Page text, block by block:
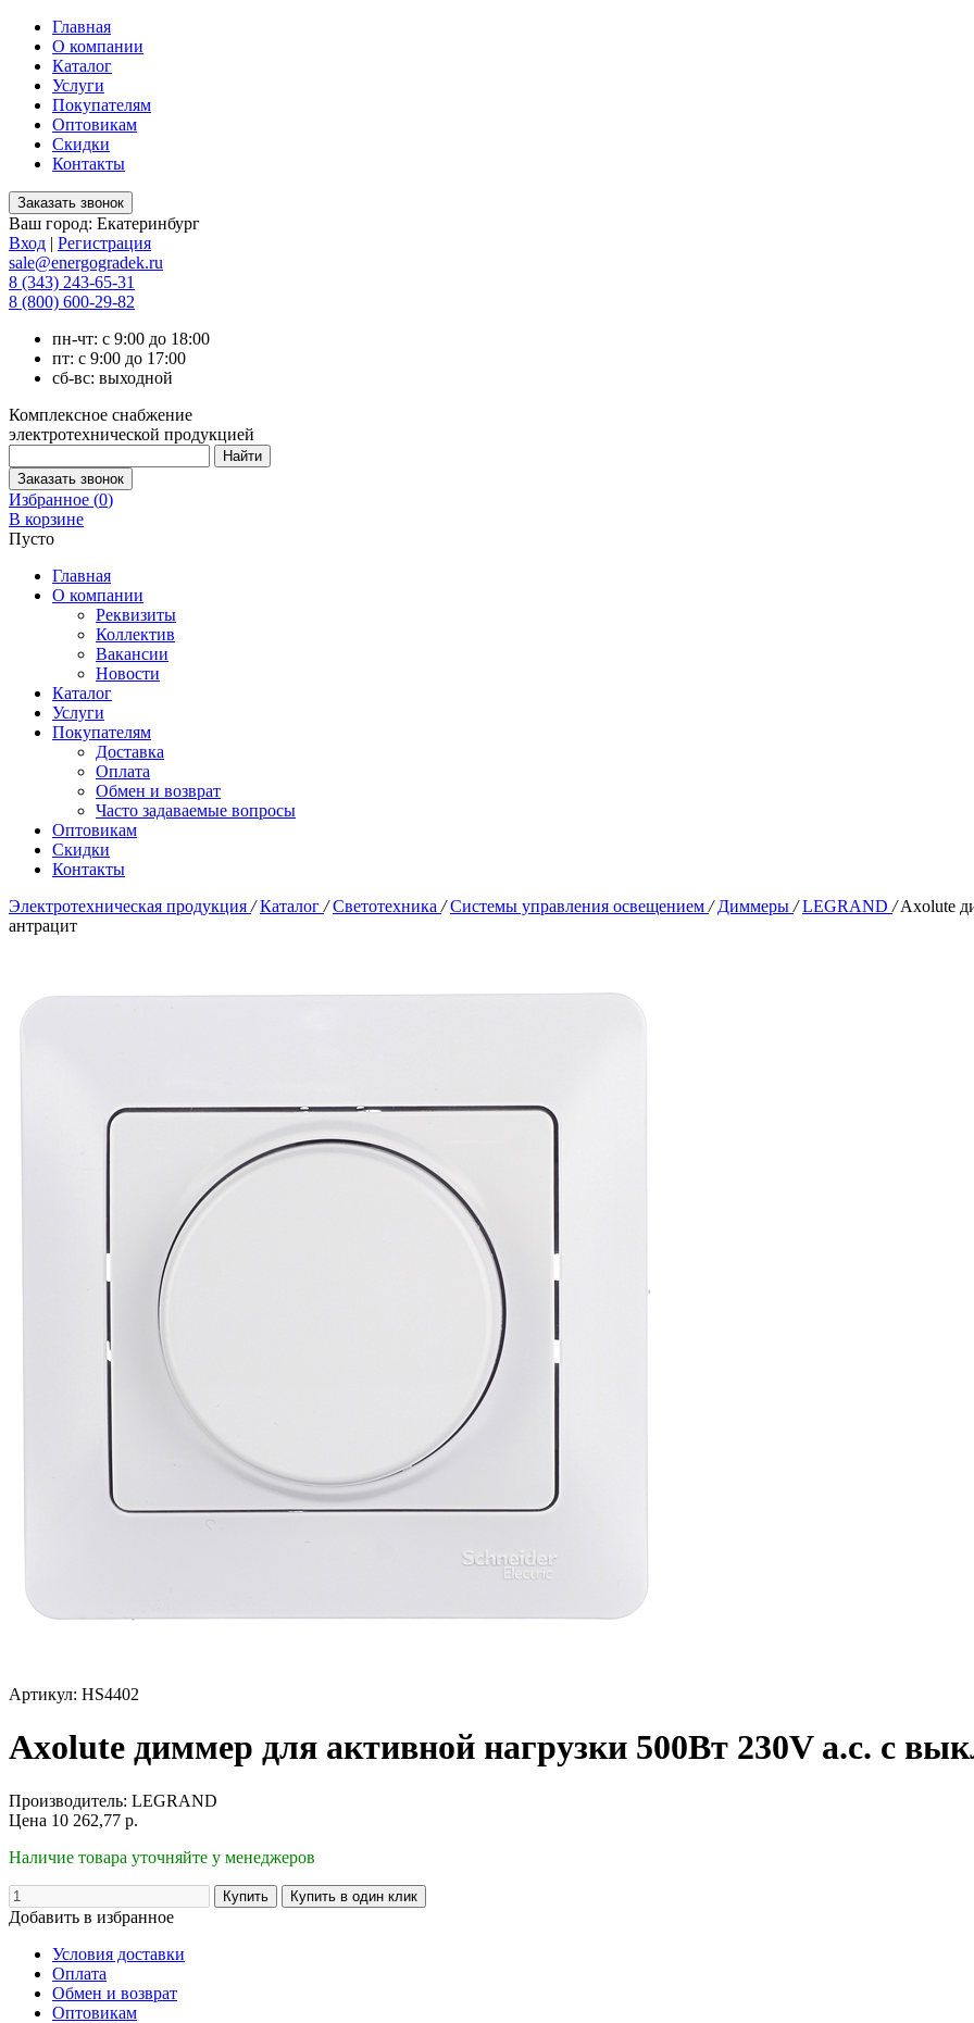
Главная
О компании
Каталог
Услуги
Покупателям
Оптовикам
Скидки
Контакты
Ваш город: Екатеринбург
Вход | Регистрация
sale@energogradek.ru
8 (343) 243-65-31
8 (800) 600-29-82
пн-чт: с 9:00 до 18:00
пт: с 9:00 до 17:00
сб-вс: выходной
Комплексное снабжение
электротехнической продукцией
Избранное (0)
В корзине
Пусто
Главная
О компании
Реквизиты
Коллектив
Вакансии
Новости
Каталог
Услуги
Покупателям
Доставка
Оплата
Обмен и возврат
Часто задаваемые вопросы
Оптовикам
Скидки
Контакты
Электротехническая продукция / Каталог / Светотехника / Системы управления освещением / Диммеры / LEGRAND / Axolute
антрацит
Артикул: HS4402
Axolute диммер для активной нагрузки 500Вт 230V a.c. с
Производитель: LEGRAND
Цена 10 262,77 р.
Наличие товара уточняйте у менеджеров
Добавить в избранное
Условия доставки
Оплата
Обмен и возврат
Оптовикам